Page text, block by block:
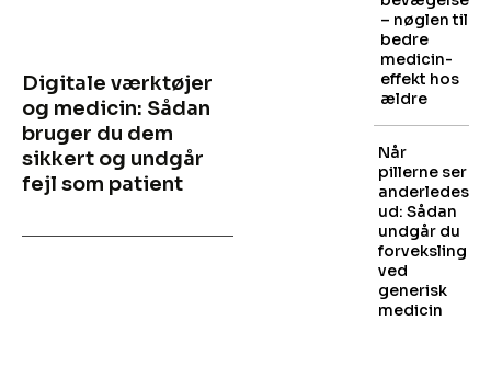
Digitale værktøjer
og medicin: Sådan
bruger du dem
sikkert og undgår
fejl som patient
– nøglen til
bedre
medicin­
effekt hos
ældre
Når
pillerne ser
anderledes
ud: Sådan
undgår du
forveksling
ved
generisk
medicin